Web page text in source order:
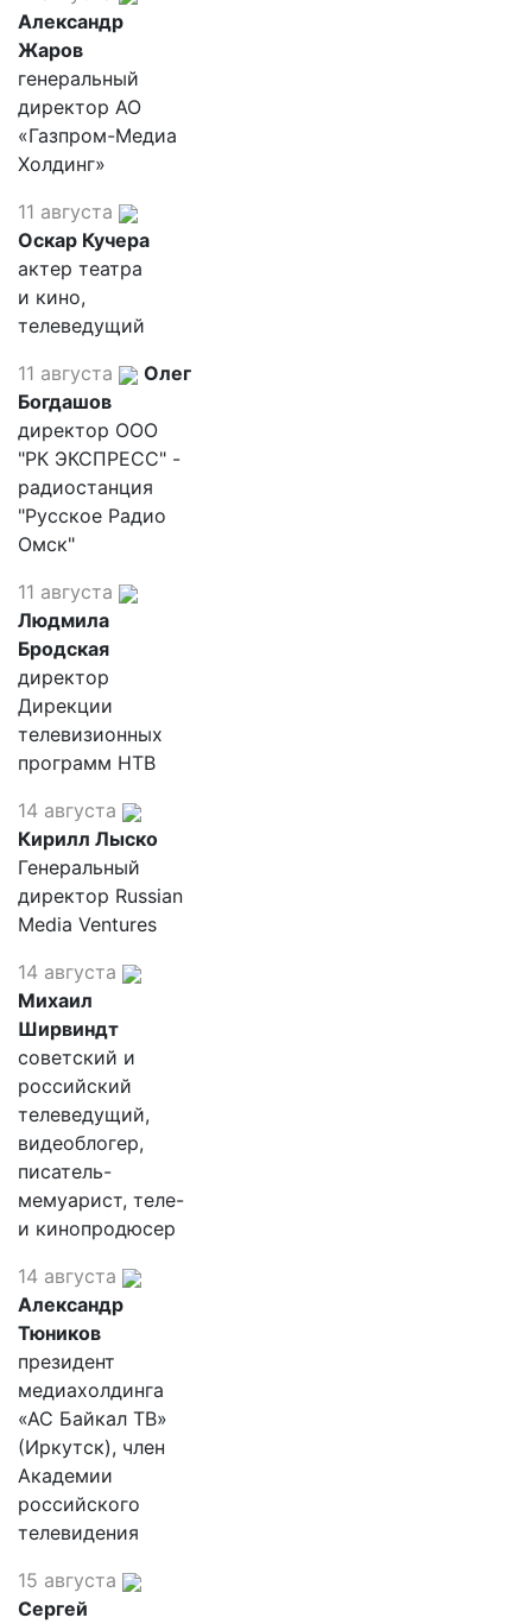
Александр
Жаров
генеральный
директор АО
«Газпром-Медиа
Холдинг»
11 августа
Оскар Кучера
актер театра
и кино,
телеведущий
11 августа
Олег
Богдашов
директор ООО
"РК ЭКСПРЕСС" -
радиостанция
"Русское Радио
Омск"
11 августа
Людмила
Бродская
директор
Дирекции
телевизионных
программ НТВ
14 августа
Кирилл Лыско
Генеральный
директор Russian
Media Ventures
14 августа
Михаил
Ширвиндт
советский и
российский
телеведущий,
видеоблогер,
писатель-
мемуарист, теле-
и кинопродюсер
14 августа
Александр
Тюников
президент
медиахолдинга
«АС Байкал ТВ»
(Иркутск), член
Академии
российского
телевидения
15 августа
Сергей